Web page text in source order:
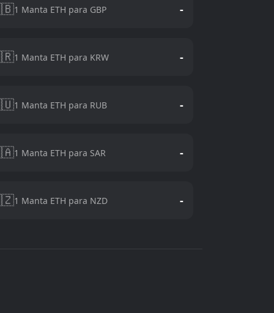
1 Manta ETH para GBP -
1 Manta ETH para KRW -
1 Manta ETH para RUB -
1 Manta ETH para SAR -
1 Manta ETH para NZD -